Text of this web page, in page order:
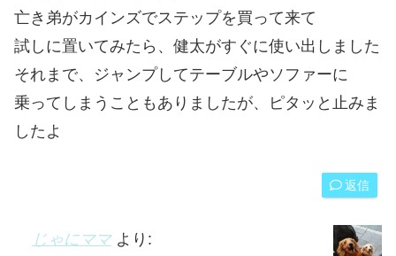
亡き弟がカインズでステップを買って来て
試しに置いてみたら、健太がすぐに使い出しました
それまで、ジャンプしてテーブルやソファーに
乗ってしまうこともありましたが、ピタッと止みま
したよ
返信
じゃにママ より: